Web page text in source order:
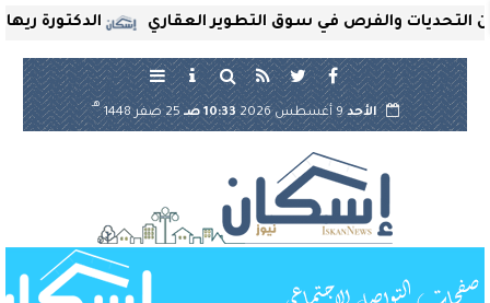
الدكتورة ريهام والفرص في سوق التطوير العقاري
الأحد9 أغسطس 2026 10:33 صـ 25 صفر 1448
هـ